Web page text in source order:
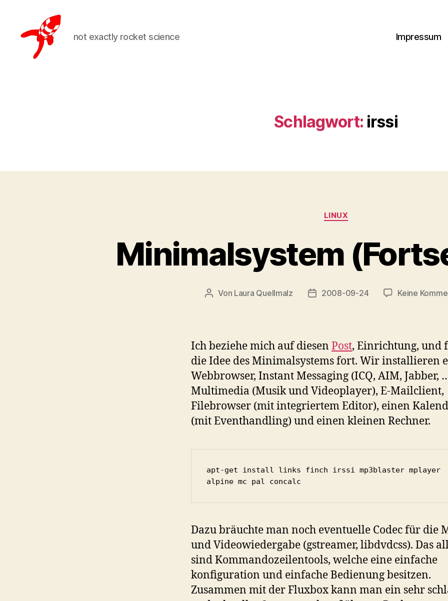
not exactly rocket science Impressum
Schlagwort: irssi
Kategorien
LINUX
Minimalsystem
Beitragsautor
Von Laura Quellmalz Veröffentlichungsdatum
2008-09-24 Keine
Ich beziehe mich auf diesen Post, Einrichtung, und
die Idee des Minimalsystems fort. Wir installieren
Webbrowser, Instant Messaging (ICQ, AIM, Jabber,
Multimedia (Musik und Videoplayer), E-Mailclient,
Filebrowser (mit integriertem Editor), einen
(mit Eventhandling) und einen kleinen Rechner.
apt-get install links finch irssi mp3blaster mplayer
alpine mc pal concalc
Dazu bräuchte man noch eventuelle Codec für die
und Videowiedergabe (gstreamer, libdvdcss). Das
sind Kommandozeilentools, welche eine einfache
konfiguration und einfache Bedienung besitzen.
Zusammen mit der Fluxbox kann man ein sehr